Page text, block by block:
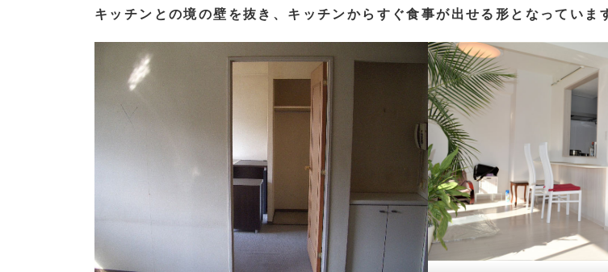
キッチンとの境の壁を抜き、キッチンからすぐ食事が出せる形となっていま